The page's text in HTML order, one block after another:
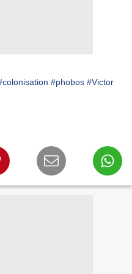
#phobos #Victor